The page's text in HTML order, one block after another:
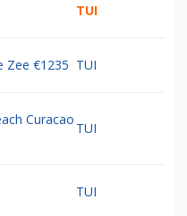
TUI
Zee €1235 TUI
Curacao
TUI
TUI